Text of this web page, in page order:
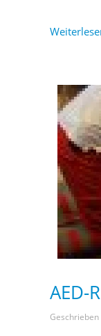
AED-
Geschrieben